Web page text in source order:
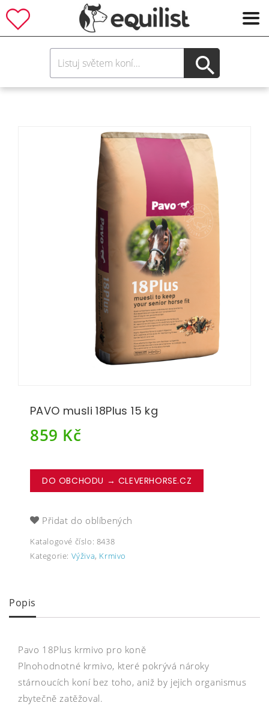
PAVO musli 18Plus 15 kg
859 Kč
DO OBCHODU → CLEVERHORSE.CZ
Přidat do oblíbených
Katalogové číslo: 8438
Kategorie: Výživa, Krmivo
Popis
Pavo 18Plus krmivo pro koně
Plnohodnotné krmivo, které pokrývá nároky
stárnoucích koní bez toho, aniž by jejich organismus
zbytečně zatěžoval.